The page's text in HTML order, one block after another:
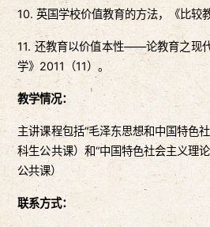
10. 英国学校价值教育的方法，《比较
11. 还教育以价值本性——论教育之现
学》2011（11）。
教学情况：
主讲课程包括“毛泽东思想和中国特色
科生公共课）和“中国特色社会主义理
公共课）
联系方式：